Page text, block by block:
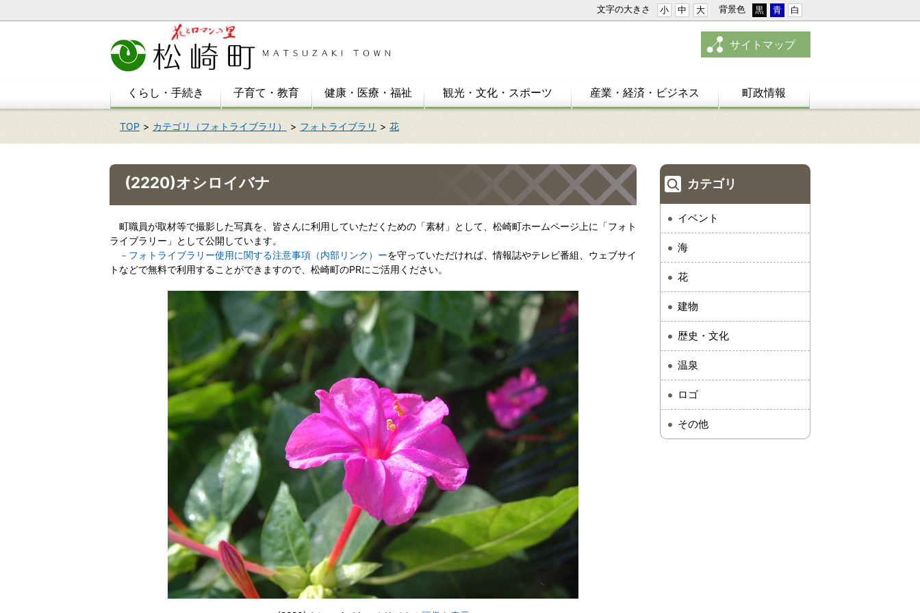
文
移
動
文字の大きさ 小 中 大 背景色 黒 青 白
サイトマップ
くらし・手続き 子育て・教育 健康・医療・福祉 観光・文化・スポーツ 産業・経済・ビジネス 町政情報
TOP カテゴリ（フォトライブラリ） フォトライブラリ 花
(2220)オシロイバナ
町職員が取材等で撮影した写真を、皆さんに利用していただくための「素材」として、松崎町ホームページ上に「フォト
ライブラリー」として公開しています。
－フォトライブラリー使用に関する注意事項（内部リンク）ーを守っていただければ、情報誌やテレビ番組、ウェブサイ
トなどで無料で利用することができますので、松崎町のPRにご活用ください。
カテゴリ
イベント
海
花
建物
歴史・文化
温泉
ロゴ
その他